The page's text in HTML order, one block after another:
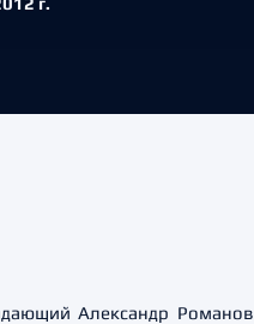
Александр